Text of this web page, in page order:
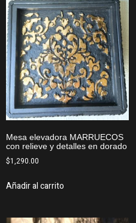
Mesa elevadora MARRUECOS
con relieve y detalles en dorado
$1,290.00
Añadir al carrito